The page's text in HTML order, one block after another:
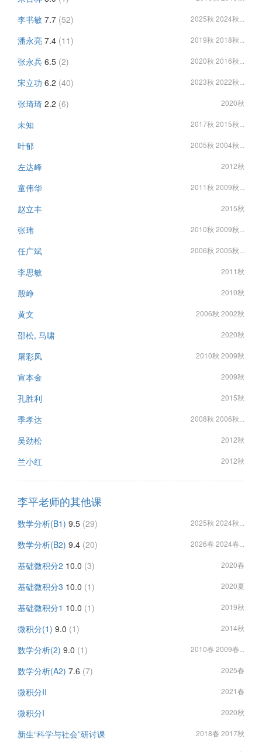
李书敏 7.7 (52) 2025秋 2024秋...
潘永亮 7.4 (11) 2019秋 2018秋...
张永兵 6.5 (2) 2020秋 2016秋...
宋立功 6.2 (40) 2023秋 2022秋...
张琦琦 2.2 (6) 2020秋
未知 2017秋 2015秋...
叶郁 2005秋 2004秋...
左达峰 2012秋
童伟华 2011秋 2009秋...
赵立丰 2015秋
张玮 2010秋 2009秋...
任广斌 2006秋 2005秋...
李思敏 2011秋
殷峥 2010秋
黄文 2006秋 2002秋
邵松, 马啸 2020秋
屠彩凤 2010秋 2009秋
宣本金 2009秋
孔胜利 2015秋
季孝达 2008秋 2006秋...
吴劲松 2012秋
兰小红 2012秋
李平老师的其他课
数学分析(B1) 9.5 (29) 2025秋 2024秋...
数学分析(B2) 9.4 (20) 2026春 2024春...
基础微积分2 10.0 (3) 2020春
基础微积分3 10.0 (1) 2020夏
基础微积分1 10.0 (1) 2019秋
微积分(1) 9.0 (1) 2014秋
数学分析(2) 9.0 (1) 2010春 2009春...
数学分析(A2) 7.6 (7) 2025春
微积分II 2021春
微积分I 2020秋
新生“科学与社会”研讨课 2018春 2017秋